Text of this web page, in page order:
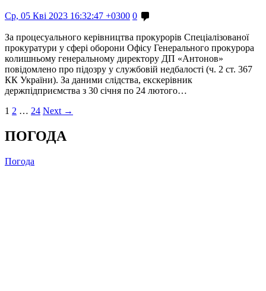
Ср, 05 Кві 2023 16:32:47 +0300 0
За процесуального керівництва прокурорів Спеціалізованої
прокуратури у сфері оборони Офісу Генерального прокурора
колишньому генеральному директору ДП «Антонов»
повідомлено про підозру у службовій недбалості (ч. 2 ст. 367
КК України). За даними слідства, екскерівник
держпідприємства з 30 січня по 24 лютого…
1 2 … 24 Next →
ПОГОДА
Погода